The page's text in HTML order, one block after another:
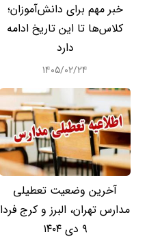
خبر مهم برای دانش‌آموزان؛
کلاس‌ها تا این تاریخ ادامه
دارد
۱۴۰۵/۰۲/۲۴
آخرین وضعیت تعطیلی
مدارس تهران، البرز و کرج فردا
۹ دی ۱۴۰۴